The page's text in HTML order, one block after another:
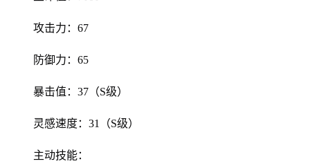
攻击力：67
防御力：65
暴击值：37（S级）
灵感速度：31（S级）
主动技能：